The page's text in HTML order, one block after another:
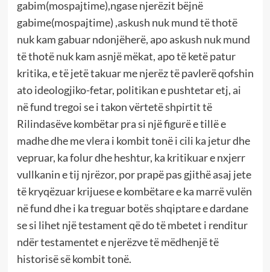
gabim(mospajtime),ngase njerëzit bëjnë
gabime(mospajtime) ,askush nuk mund të thotë
nuk kam gabuar ndonjëherë, apo askush nuk mund
të thotë nuk kam asnjë mëkat, apo të ketë patur
kritika, e të jetë takuar me njerëz të pavlerë qofshin
ato ideologjiko-fetar, politikan e pushtetar etj, ai
në fund tregoi se i takon vërtetë shpirtit të
Rilindasëve kombëtar pra si një figurë e tillë e
madhe dhe me vlera i kombit tonë i cili ka jetur dhe
vepruar, ka folur dhe heshtur, ka kritikuar e nxjerr
vullkanin e tij njrëzor, por prapë pas gjithë asaj jete
të kryqëzuar krijuese e kombëtare e ka marrë vulën
në fund dhe i ka treguar botës shqiptare e dardane
se si lihet një testament që do të mbetet i renditur
ndër testamentet e njerëzve të mëdhenjë të
historisë së kombit tonë.